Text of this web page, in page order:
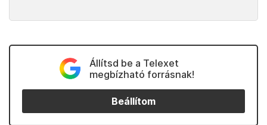
Állítsd be a Telexet
megbízható forrásnak!
Beállítom